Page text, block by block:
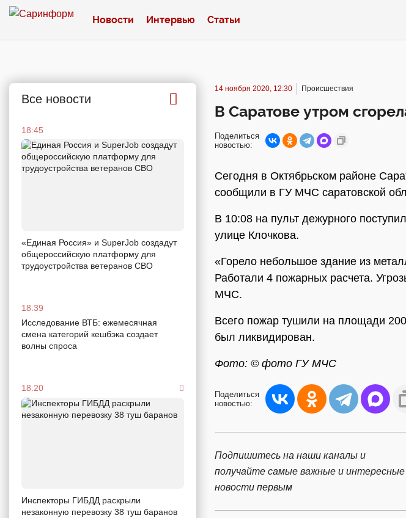
Новости Интервью Статьи
Все новости
18:45
«Единая Россия» и SuperJob создадут
общероссийскую платформу для
трудоустройства ветеранов СВО
18:39
Исследование ВТБ: ежемесячная
смена категорий кешбэка создает
волны спроса
18:20
Инспекторы ГИБДД раскрыли
незаконную перевозку 38 туш баранов
14 ноября 2020, 12:30 Происшествия
В Саратове утром
Поделиться
новостью:
Сегодня в Октябрьском районе
сообщили в ГУ МЧС саратовской
В 10:08 на пульт дежурного
улице Клочкова.
«Горело небольшое здание из
Работали 4 пожарных расчета.
МЧС.
Всего пожар тушили на площади
был ликвидирован.
Фото: © фото ГУ МЧС
Поделиться
новостью:
Подпишитесь на наши каналы и
получайте самые важные и интересные
новости первым